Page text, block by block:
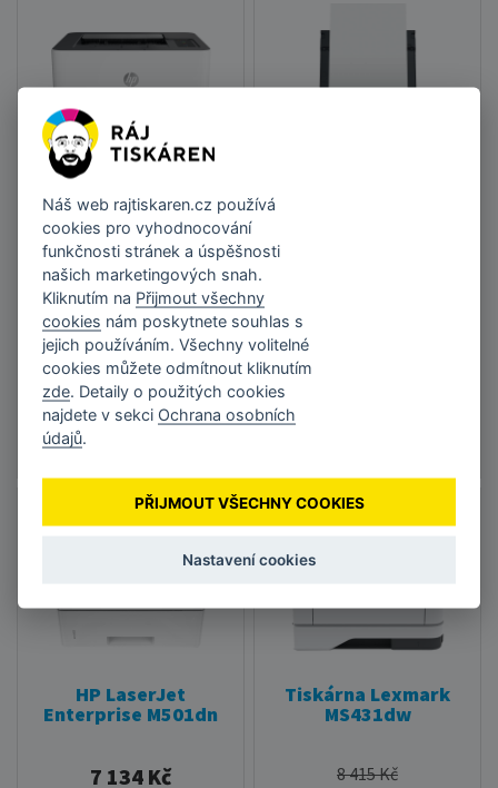
150nw
6 216 Kč
bez DPH 5 137,19 Kč
DO KOŠÍKU
Skladem
• Doručení do
Skladem
HP LaserJet
Enterprise M501dn
7 134 Kč
Tiskárna Lexmark
MS431dw
8 415 Kč
Náš web rajtiskaren.cz používá
cookies pro vyhodnocování
funkčnosti stránek a úspěšnosti
našich marketingových snah.
Kliknutím na Přijmout všechny
cookies nám poskytnete souhlas s
jejich používáním. Všechny volitelné
cookies můžete odmítnout kliknutím
zde. Detaily o použitých cookies
najdete v sekci Ochrana osobních
údajů.
PŘIJMOUT VŠECHNY COOKIES
Nastavení cookies